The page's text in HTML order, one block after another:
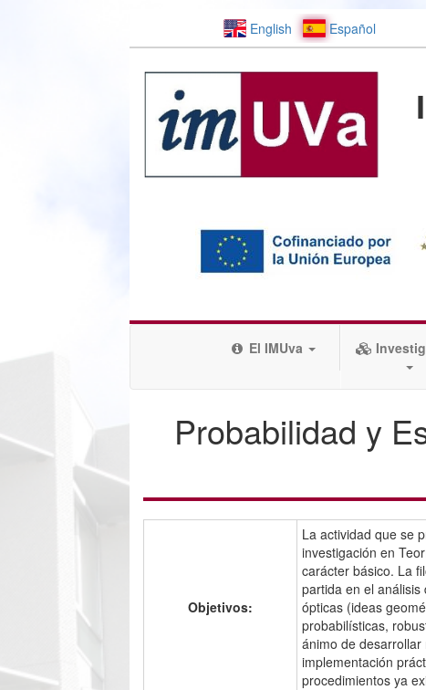
English Español
El IMUva
Probabilidad y
Objetivos:
La actividad que se
investigación en
carácter básico. La
partida en el
ópticas (ideas
probabilísticas,
ánimo de
implementación
procedimientos ya